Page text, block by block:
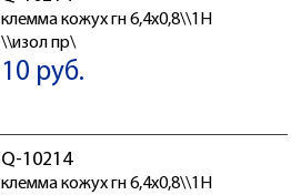
клемма кожух гн 6,4x0,8\\1H
\\изол пр\
10 руб.
Q-10214
клемма кожух гн 6,4x0,8\\1H